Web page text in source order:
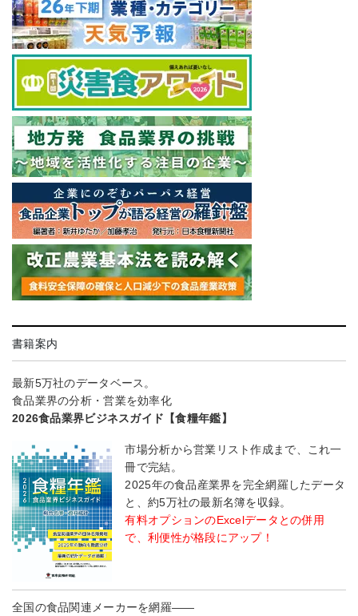
書籍案内
最新5万社のデータベース。
食品業界の分析・営業を効率化
2026食品業界ビジネスガイド【食糧年鑑】
市場分析から営業リスト作成まで、これ一
冊で完結。
2025年の食品産業界を完全網羅したデータ
と、約5万社の最新名簿を収録。
有料オプションのExcelデータとの併用
で、利便性が格段にアップ！
全国の食品関連メーカーを網羅――